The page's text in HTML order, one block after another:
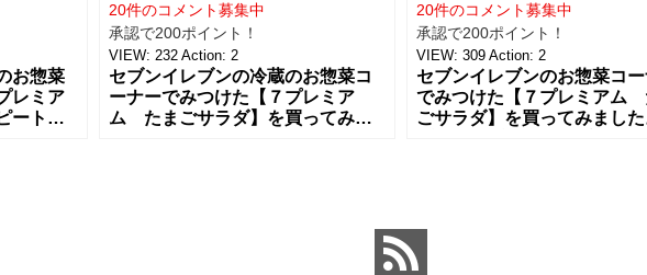
お惣菜
レミア
ートで
20件のコメント募集中
承認で200ポイント！
VIEW: 232 Action: 2
セブンイレブンの冷蔵のお惣菜コ
ーナーでみつけた【７プレミア
ム たまごサラダ】を買ってみま
20件のコメント募集中
承認で200ポイント！
VIEW: 309 Action: 2
セブンイレブンのお惣菜コ
でみつけた【７プレミアム
ごサラダ】を買ってみまし